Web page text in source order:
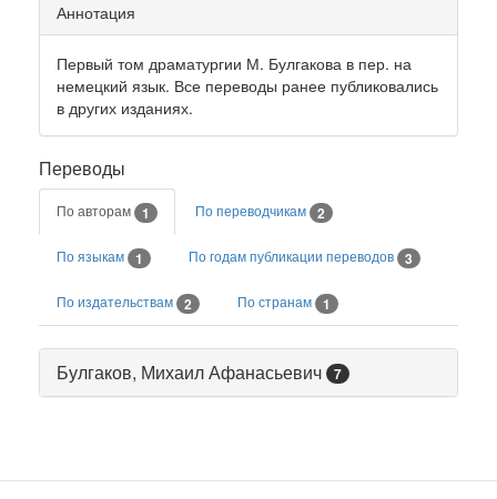
Аннотация
Первый том драматургии М. Булгакова в пер. на
немецкий язык. Все переводы ранее публиковались
в других изданиях.
Переводы
По авторам 1 По переводчикам 2
По языкам 1 По годам публикации переводов 3
По издательствам 2 По странам 1
Булгаков, Михаил Афанасьевич 7